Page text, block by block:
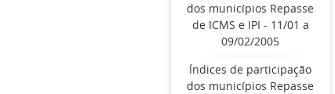
dos municípios Repasse
de ICMS e IPI - 11/01 a
09/02/2005
Índices de participação
dos municípios Repasse